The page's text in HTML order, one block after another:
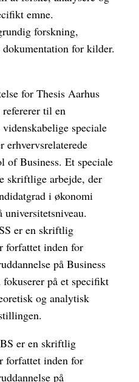
emne.
forskning,
for kilder.
for Thesis Aarhus
til en
speciale
erhvervsrelaterede
of Business. Et speciale
skriftlige arbejde, der
i økonomi
er en skriftlig
forfattet inden for
på Business
på et specifikt
og analytisk
er en skriftlig
forfattet inden for
på